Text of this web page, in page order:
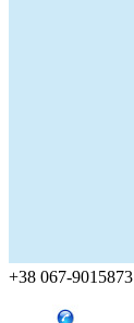
+38 067-9015873